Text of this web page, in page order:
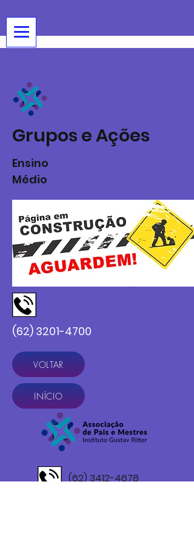
Grupos e Ações
Ensino
Médio
(62) 3201-4700
VOLTAR
INÍCIO
(62) 3412-4678